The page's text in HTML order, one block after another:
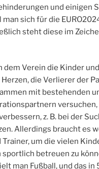
und einigen
sich für die
steht diese im
dem Verein die Kinder und
die Verlierer der
mit bestehenden
versuchen,
z. B. bei der
Allerdings braucht es
um die vielen
betreuen zu
man Fußball, und das in